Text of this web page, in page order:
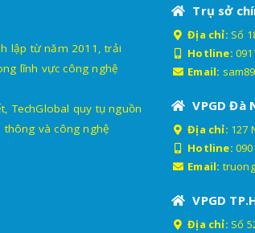
lập từ năm 2011, trải
lĩnh vực công nghệ
TechGlobal quy tụ nguồn
và công nghệ
Trụ sở
Địa chỉ: Số
Hotline:
Email:
VPGD Đà
Địa chỉ: 127
Hotline:
Email:
VPGD
Địa chỉ: Số